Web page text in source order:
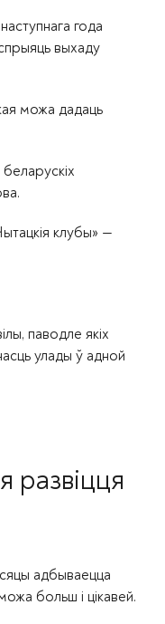
года
выхаду
можа дадаць
клубы» —
паводле якіх
улады ў адной
развіцця
адбываецца
больш і цікавей.